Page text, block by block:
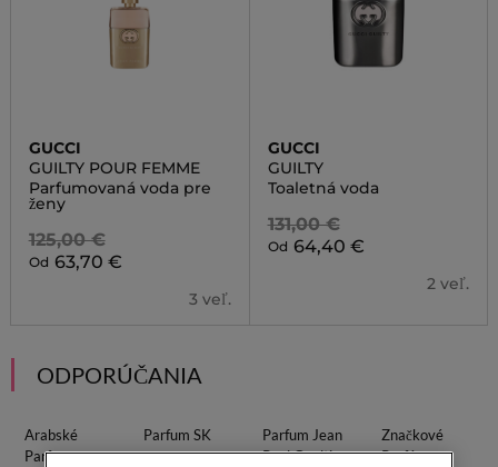
GUCCI
GUILTY POUR FEMME
Parfumovaná voda pre
ženy
125,00 €
Od 63,70 €
3 veľ.
GUCCI
GUILTY
Toaletná voda
131,00 €
Od 64,40 €
2 veľ.
ODPORÚČANIA
Arabské
Parfumy
Parfum SK
Parfum Jean
Paul Gaultier
Značkové
Parfémy